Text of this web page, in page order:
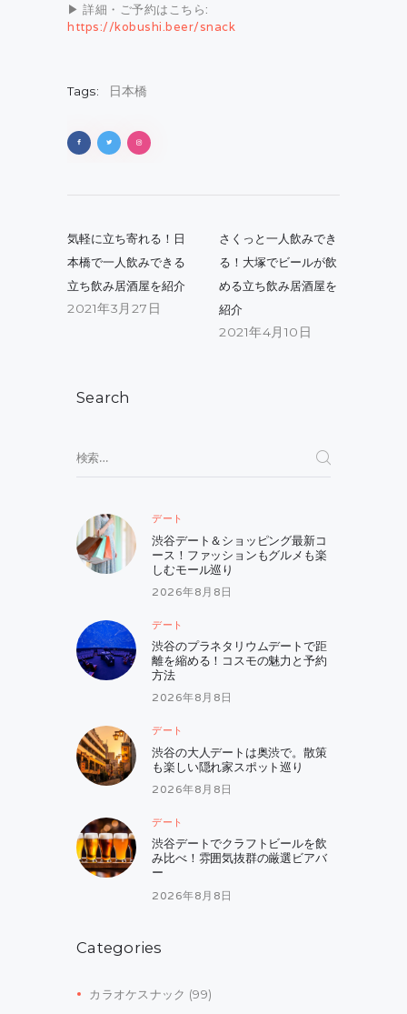
▶ 詳細・ご予約はこちら:
https://kobushi.beer/snack
Tags: 日本橋
稿
ナ
ビ
Previous
気軽に立ち寄れる！日
本橋で一人飲みできる
立ち飲み居酒屋を紹介
2021年3月27日
Next
さくっと一人飲みでき
る！大塚でビールが飲
める立ち飲み居酒屋を
紹介
2021年4月10日
Search
索:
デート
渋谷デート＆ショッピング最新コ
ース！ファッションもグルメも楽
しむモール巡り
2026年8月8日
デート
渋谷のプラネタリウムデートで距
離を縮める！コスモの魅力と予約
方法
2026年8月8日
デート
渋谷の大人デートは奥渋で。散策
も楽しい隠れ家スポット巡り
2026年8月8日
デート
渋谷デートでクラフトビールを飲
み比べ！雰囲気抜群の厳選ビアバ
ー
2026年8月8日
Categories
カラオケスナック (99)